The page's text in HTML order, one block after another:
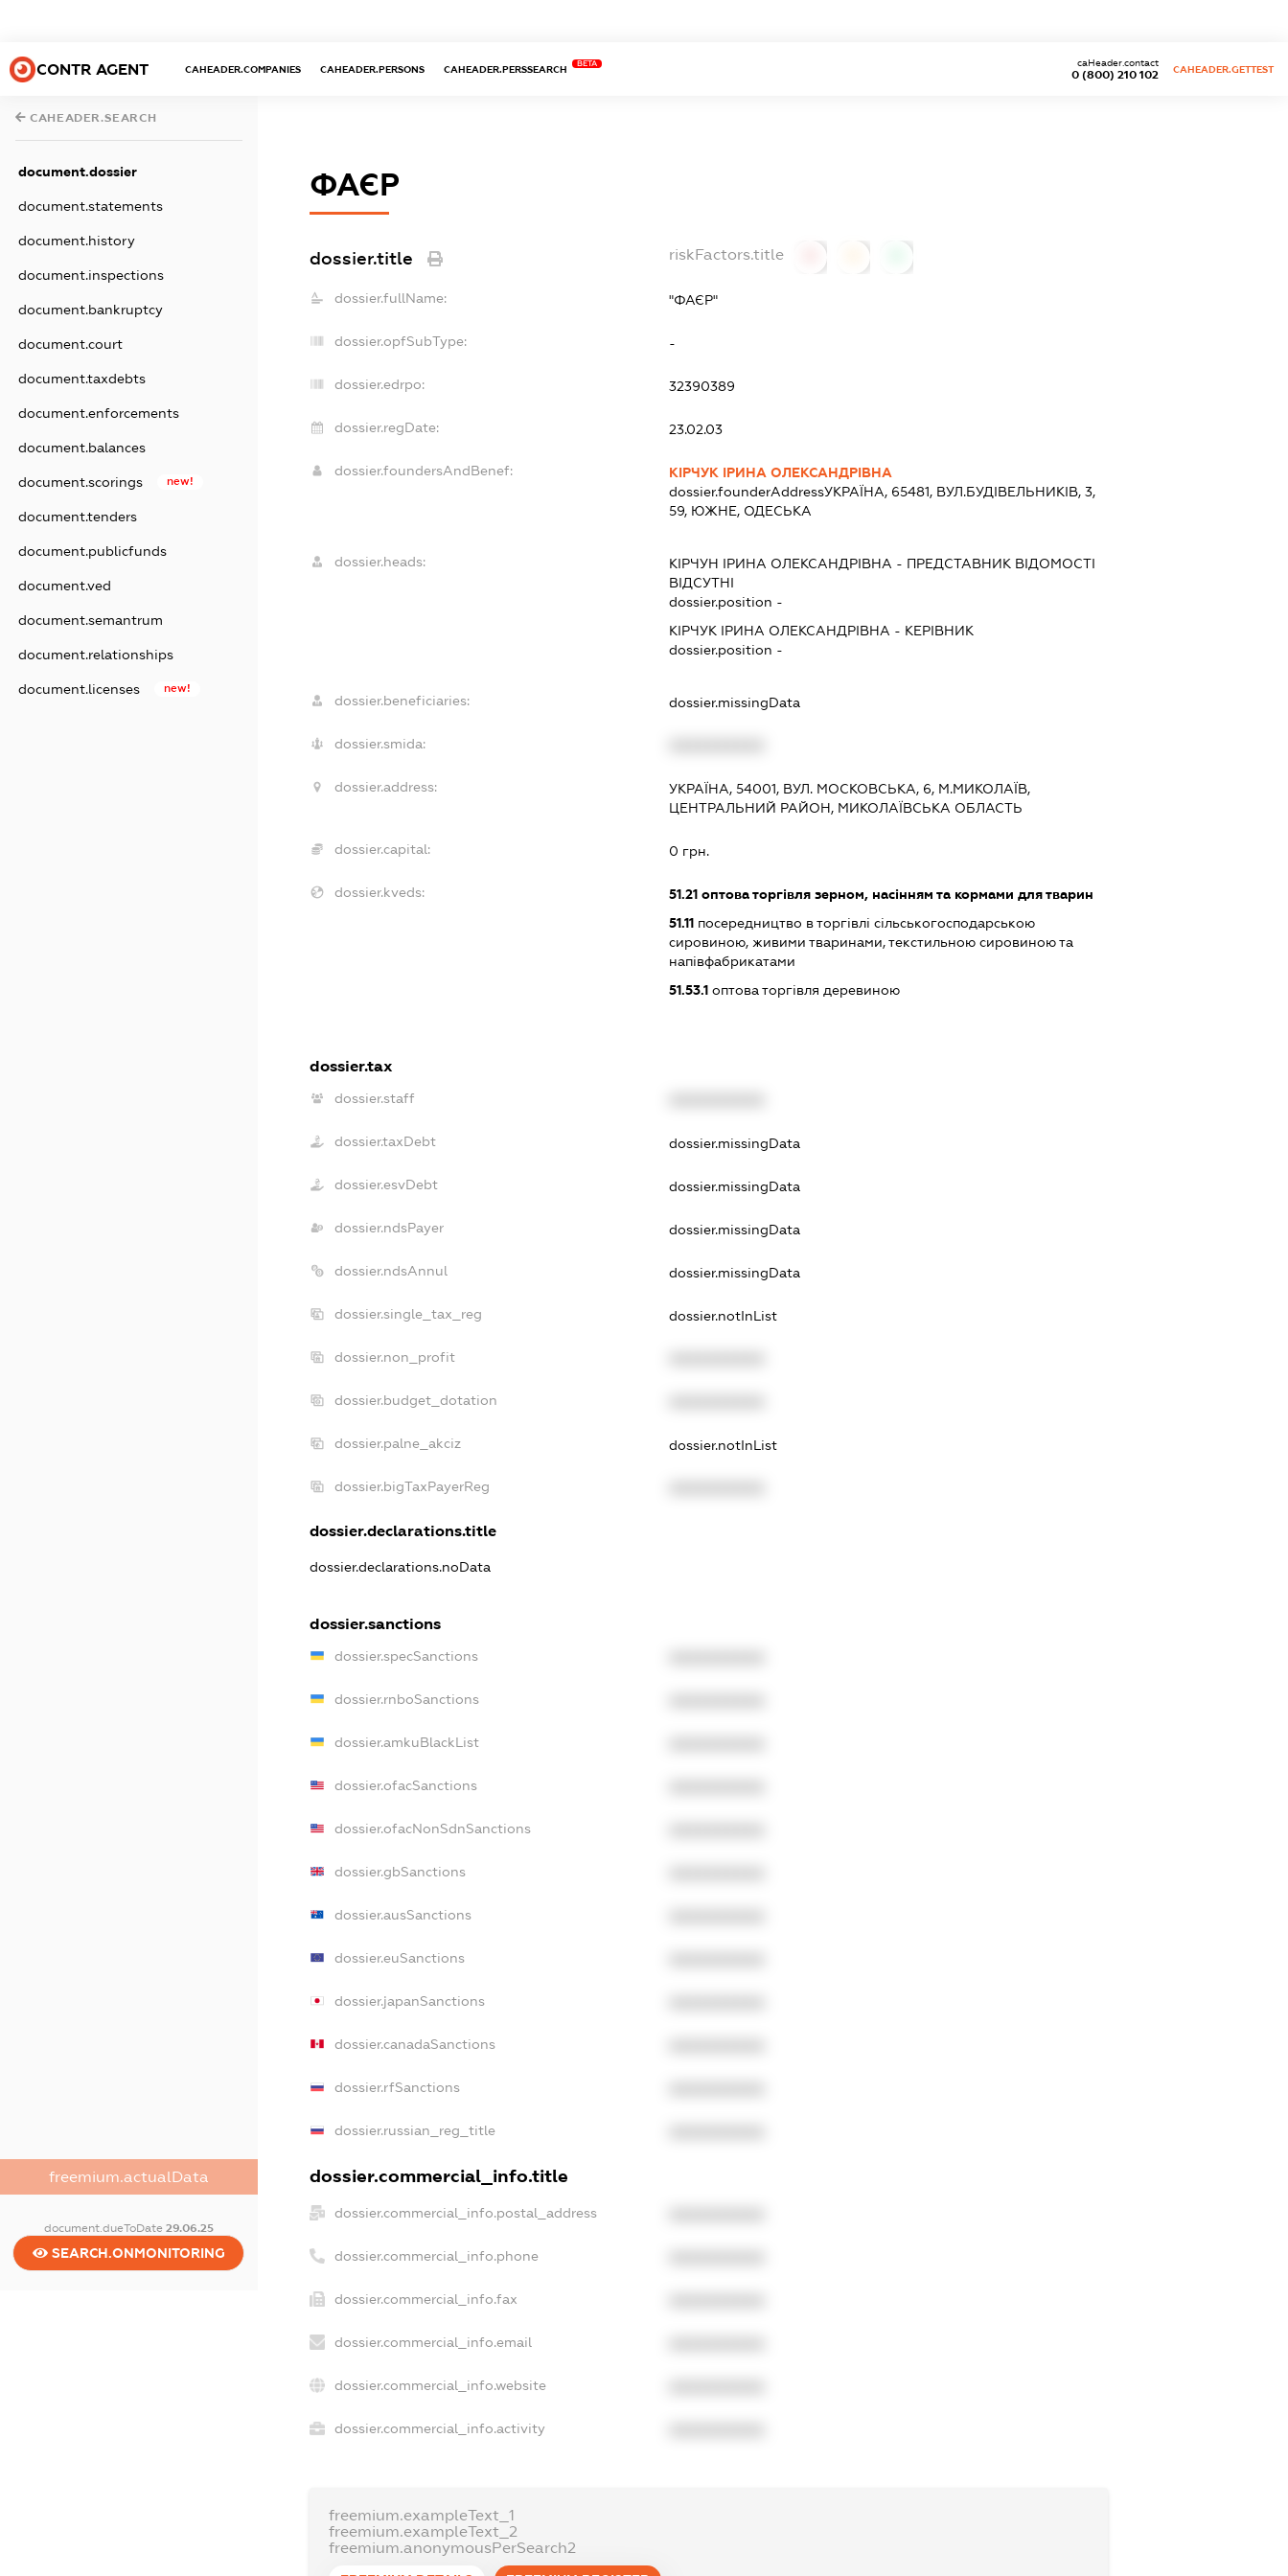
CONTR AGENT CAHEADER.COMPANIES CAHEADER.PERSONS CAHEADER.PERSSEARCH
BETA
0 (800) 210 102
caHeader.contact
CAHEADER.GETTEST
CAHEADER.SEARCH
document.dossier
document.statements
document.history
document.inspections
document.bankruptcy
document.court
document.taxdebts
document.enforcements
document.balances
document.scorings new!
document.tenders
document.publicfunds
document.ved
document.semantrum
document.relationships
document.licenses new!
freemium.actualData
document.dueToDate 29.06.25
SEARCH.ONMONITORING
ФАЄР
dossier.title riskFactors.title
dossier.fullName: "ФАЄР"
dossier.opfSubType: -
dossier.edrpo: 32390389
dossier.regDate: 23.02.03
dossier.foundersAndBenef:
КІРЧУК ІРИНА ОЛЕКСАНДРІВНА
dossier.founderAddressУКРАЇНА, 65481, ВУЛ.БУДІВЕЛЬНИКІВ, 3,
59, ЮЖНЕ, ОДЕСЬКА
dossier.heads: КІРЧУН ІРИНА ОЛЕКСАНДРІВНА - ПРЕДСТАВНИК ВІДОМОСТІ
ВІДСУТНІ
dossier.position -
КІРЧУК ІРИНА ОЛЕКСАНДРІВНА - КЕРІВНИК
dossier.position -
dossier.beneficiaries: dossier.missingData
dossier.smida:
dossier.address:
УКРАЇНА, 54001, ВУЛ. МОСКОВСЬКА, 6, М.МИКОЛАЇВ,
ЦЕНТРАЛЬНИЙ РАЙОН, МИКОЛАЇВСЬКА ОБЛАСТЬ
dossier.capital: 0 грн.
dossier.kveds: 51.21оптова торгівля зерном, насінням та кормами для тварин
51.11посередництво в торгівлі сільськогосподарською
сировиною, живими тваринами, текстильною сировиною та
напівфабрикатами
51.53.1оптова торгівля деревиною
dossier.tax
dossier.staff
dossier.taxDebt dossier.missingData
dossier.esvDebt dossier.missingData
dossier.ndsPayer dossier.missingData
dossier.ndsAnnul dossier.missingData
dossier.single_tax_reg dossier.notInList
dossier.non_profit
dossier.budget_dotation
dossier.palne_akciz dossier.notInList
dossier.bigTaxPayerReg
dossier.declarations.title
dossier.declarations.noData
dossier.sanctions
dossier.specSanctions
dossier.rnboSanctions
dossier.amkuBlackList
dossier.ofacSanctions
dossier.ofacNonSdnSanctions
dossier.gbSanctions
dossier.ausSanctions
dossier.euSanctions
dossier.japanSanctions
dossier.canadaSanctions
dossier.rfSanctions
dossier.russian_reg_title
dossier.commercial_info.title
dossier.commercial_info.postal_address
dossier.commercial_info.phone
dossier.commercial_info.fax
dossier.commercial_info.email
dossier.commercial_info.website
dossier.commercial_info.activity
freemium.exampleText_1
freemium.exampleText_2
freemium.anonymousPerSearch2